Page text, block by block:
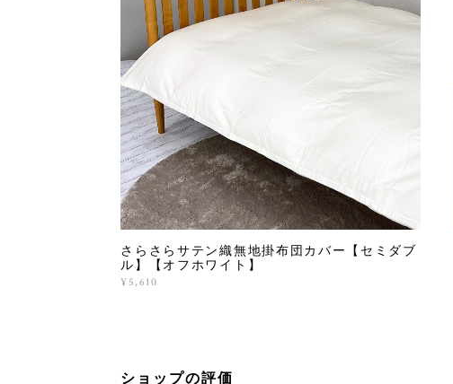
さらさらサテン織無地掛布団カバー【セミダブ
ル】【オフホワイト】
¥5,610
ショップの評価